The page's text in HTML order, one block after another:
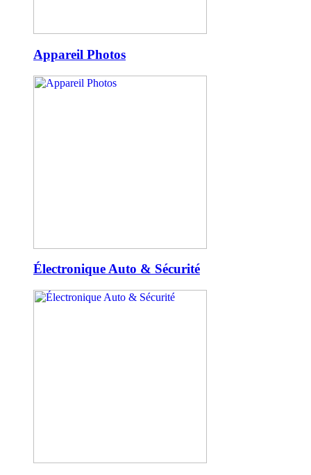
Appareil Photos
Électronique Auto & Sécurité